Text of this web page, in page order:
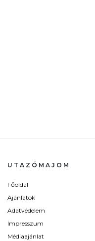
UTAZÓMAJOM
Főoldal
Ajánlatok
Adatvédelem
Impresszum
Médiaajánlat